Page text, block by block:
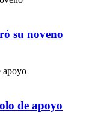
su noveno
de apoyo